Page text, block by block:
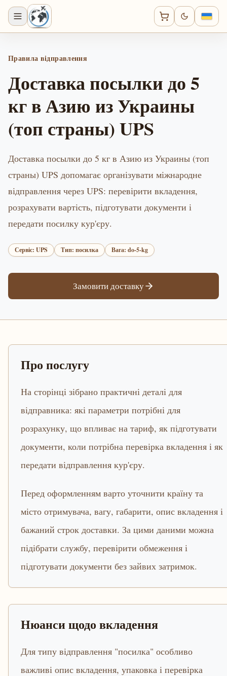
Правила відправлення
Доставка посылки до 5
кг в Азию из Украины
(топ страны) UPS
Доставка посылки до 5 кг в Азию из Украины (топ
страны) UPS допомагає організувати міжнародне
відправлення через UPS: перевірити вкладення,
розрахувати вартість, підготувати документи і
передати посилку кур'єру.
Сервіс: UPS Тип: посилка Вага: do-5-kg
Замовити доставку
Про послугу
На сторінці зібрано практичні деталі для
відправника: які параметри потрібні для
розрахунку, що впливає на тариф, як підготувати
документи, коли потрібна перевірка вкладення і як
передати відправлення кур'єру.
Перед оформленням варто уточнити країну та
місто отримувача, вагу, габарити, опис вкладення і
бажаний строк доставки. За цими даними можна
підібрати службу, перевірити обмеження і
підготувати документи без зайвих затримок.
Нюанси щодо вкладення
Для типу відправлення "посилка" особливо
важливі опис вкладення, упаковка і перевірка